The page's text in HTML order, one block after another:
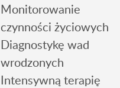
Monitorowanie
czynności życiowych
Diagnostykę wad
wrodzonych
Intensywną terapię